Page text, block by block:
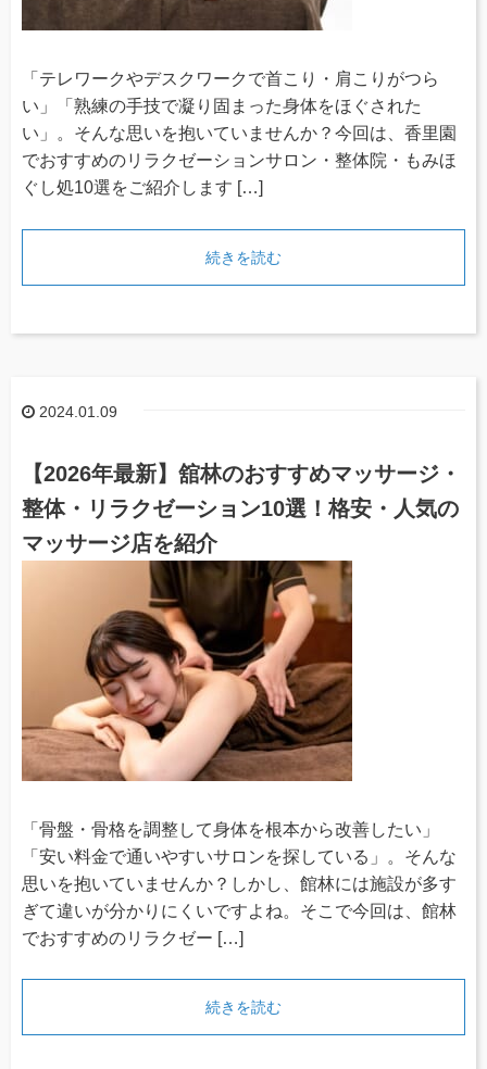
「テレワークやデスクワークで首こり・肩こりがつら
い」「熟練の手技で凝り固まった身体をほぐされた
い」。そんな思いを抱いていませんか？今回は、香里園
でおすすめのリラクゼーションサロン・整体院・もみほ
ぐし処10選をご紹介します […]
続きを読む
2024.01.09
【2026年最新】舘林のおすすめマッサージ・
整体・リラクゼーション10選！格安・人気の
マッサージ店を紹介
「骨盤・骨格を調整して身体を根本から改善したい」
「安い料金で通いやすいサロンを探している」。そんな
思いを抱いていませんか？しかし、館林には施設が多す
ぎて違いが分かりにくいですよね。そこで今回は、館林
でおすすめのリラクゼー […]
続きを読む